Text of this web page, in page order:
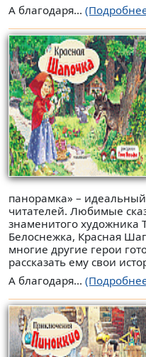
А благодаря...
панорамка» –
читателей. Любимые
знаменитого художника
Белоснежка, Красная
многие другие герои
рассказать ему свои
А благодаря...